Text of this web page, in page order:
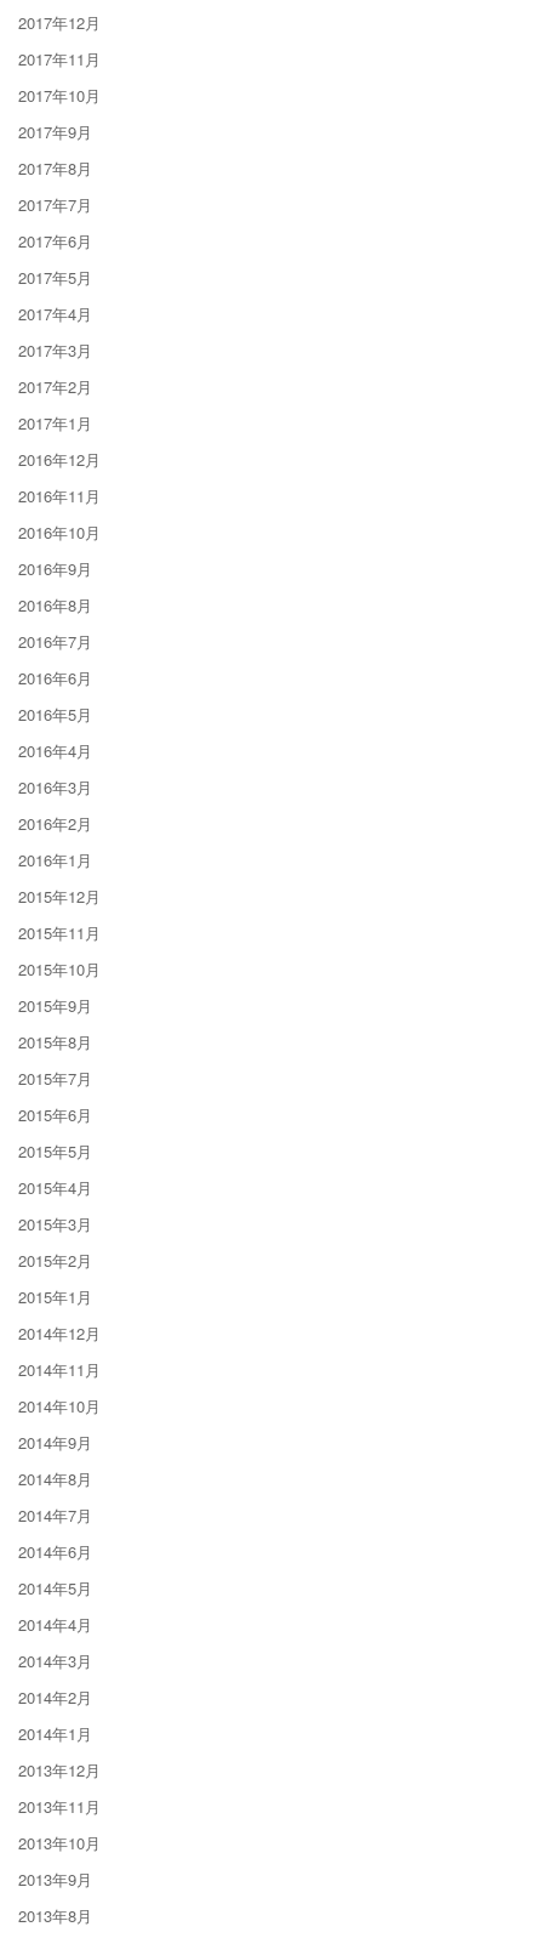
2017年12月
2017年11月
2017年10月
2017年9月
2017年8月
2017年7月
2017年6月
2017年5月
2017年4月
2017年3月
2017年2月
2017年1月
2016年12月
2016年11月
2016年10月
2016年9月
2016年8月
2016年7月
2016年6月
2016年5月
2016年4月
2016年3月
2016年2月
2016年1月
2015年12月
2015年11月
2015年10月
2015年9月
2015年8月
2015年7月
2015年6月
2015年5月
2015年4月
2015年3月
2015年2月
2015年1月
2014年12月
2014年11月
2014年10月
2014年9月
2014年8月
2014年7月
2014年6月
2014年5月
2014年4月
2014年3月
2014年2月
2014年1月
2013年12月
2013年11月
2013年10月
2013年9月
2013年8月